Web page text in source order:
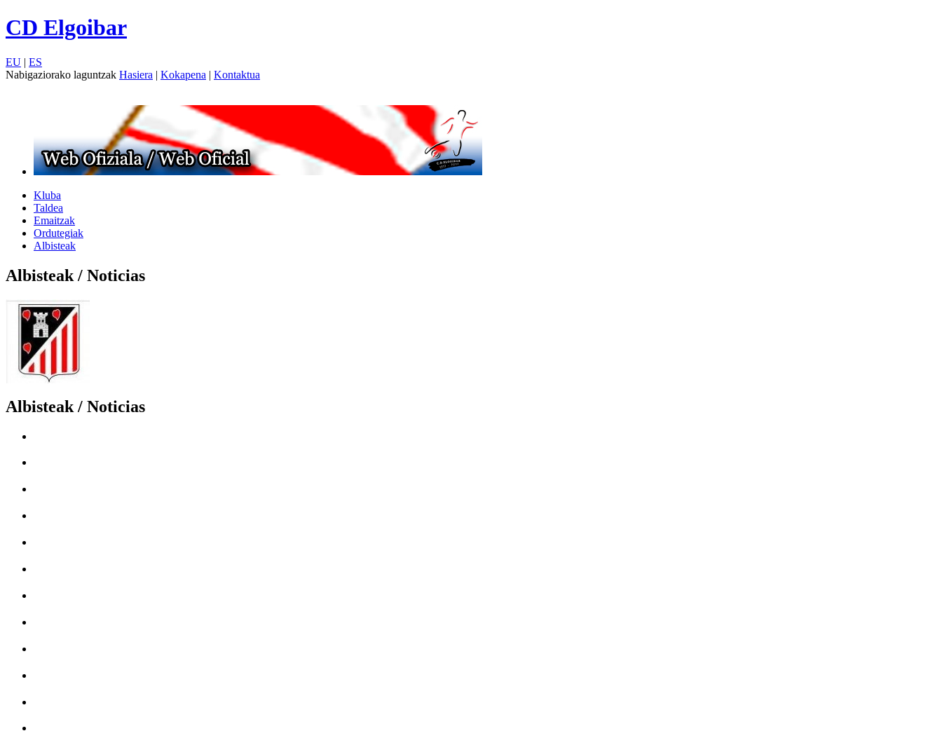
CD Elgoibar
EU | ES
Nabigaziorako laguntzak Hasiera | Kokapena | Kontaktua
Kluba
Taldea
Emaitzak
Ordutegiak
Albisteak
Albisteak / Noticias
Albisteak / Noticias